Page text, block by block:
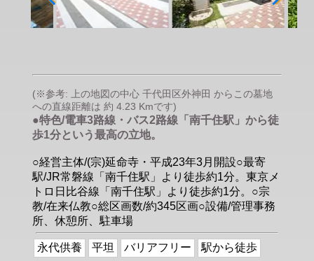
(※参考: 上の地図の中心 千代田区外神田 からこの墓地
への直線距離は 約 4.23 Kmです)
●特色/電車3路線・バス2路線「南千住駅」から徒
歩1分という最高の立地。
○経営主体/(宗)延命寺・平成23年3月開設○最寄
駅/JR常磐線「南千住駅」より徒歩約1分。東京メ
トロ日比谷線「南千住駅」より徒歩約1分。○宗
教/在来仏教○総区画数/約345区画○設備/管理事務
所、休憩所、駐車場
永代供養 平坦 バリアフリー 駅から徒歩